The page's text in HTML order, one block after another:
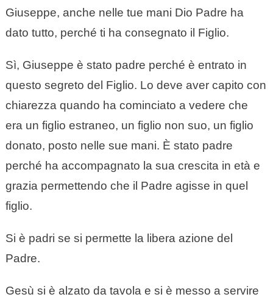
Giuseppe, anche nelle tue mani Dio Padre ha
dato tutto, perché ti ha consegnato il Figlio.
Sì, Giuseppe è stato padre perché è entrato in
questo segreto del Figlio. Lo deve aver capito con
chiarezza quando ha cominciato a vedere che
era un figlio estraneo, un figlio non suo, un figlio
donato, posto nelle sue mani. È stato padre
perché ha accompagnato la sua crescita in età e
grazia permettendo che il Padre agisse in quel
figlio.
Si è padri se si permette la libera azione del
Padre.
Gesù si è alzato da tavola e si è messo a servire